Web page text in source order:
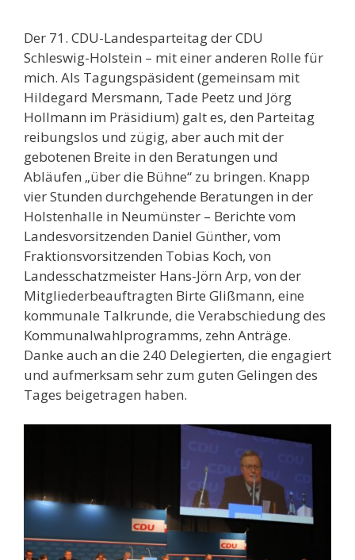
Der 71. CDU-Landesparteitag der CDU
Schleswig-Holstein – mit einer anderen Rolle für
mich. Als Tagungspäsident (gemeinsam mit
Hildegard Mersmann, Tade Peetz und Jörg
Hollmann im Präsidium) galt es, den Parteitag
reibungslos und zügig, aber auch mit der
gebotenen Breite in den Beratungen und
Abläufen „über die Bühne“ zu bringen. Knapp
vier Stunden durchgehende Beratungen in der
Holstenhalle in Neumünster – Berichte vom
Landesvorsitzenden Daniel Günther, vom
Fraktionsvorsitzenden Tobias Koch, von
Landesschatzmeister Hans-Jörn Arp, von der
Mitgliederbeauftragten Birte Glißmann, eine
kommunale Talkrunde, die Verabschiedung des
Kommunalwahlprogramms, zehn Anträge.
Danke auch an die 240 Delegierten, die engagiert
und aufmerksam sehr zum guten Gelingen des
Tages beigetragen haben.